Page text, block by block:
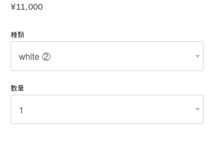
¥11,000
種類
数量